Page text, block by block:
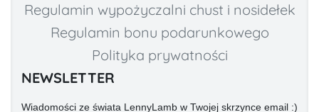
Regulamin wypożyczalni chust i nosidełek
Regulamin bonu podarunkowego
Polityka prywatności
NEWSLETTER
Wiadomości ze świata LennyLamb w Twojej skrzynce email :)